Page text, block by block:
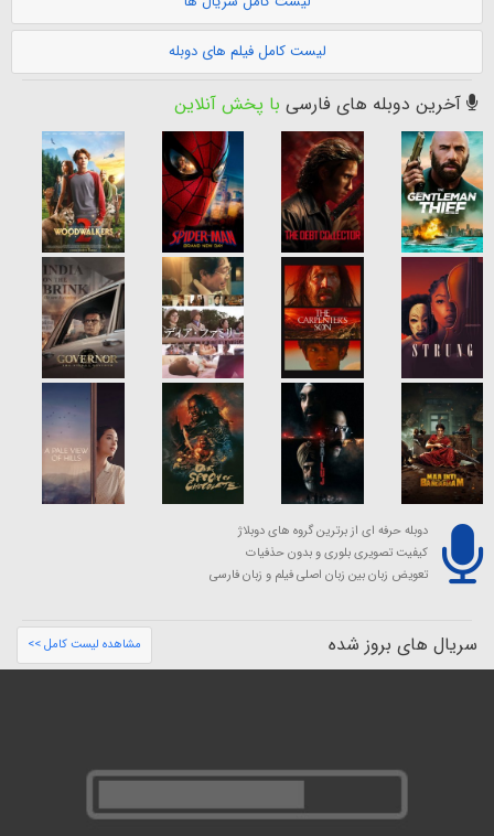
لیست کامل فیلم های دوبله
آخرین دوبله های فارسی با پخش آنلاین
دوبله حرفه ای از برترین گروه های دوبلاژ
کیفیت تصویری بلوری و بدون حذفیات
تعویض زبان بین زبان اصلی فیلم و زبان فارسی
سریال های بروز شده مشاهده لیست کامل >>